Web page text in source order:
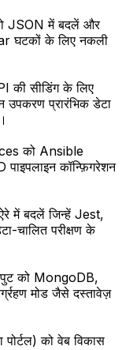
JSON में बदलें और
घटकों के लिए नकली
की सीडिंग के लिए
प्रारंभिक डेटा
को Ansible
कॉन्फ़िगरेशन
में बदलें जिन्हें Jest,
चालित परीक्षण के
को MongoDB,
मोड जैसे दस्तावेज़
को वेब विकास